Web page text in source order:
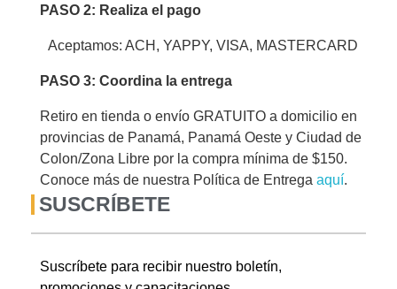
PASO 2: Realiza el pago
Aceptamos: ACH, YAPPY, VISA, MASTERCARD
PASO 3: Coordina la entrega
Retiro en tienda o envío GRATUITO a domicilio en
provincias de Panamá, Panamá Oeste y Ciudad de
Colon/Zona Libre por la compra mínima de $150.
Conoce más de nuestra Política de Entrega aquí.
SUSCRÍBETE
Suscríbete para recibir nuestro boletín,